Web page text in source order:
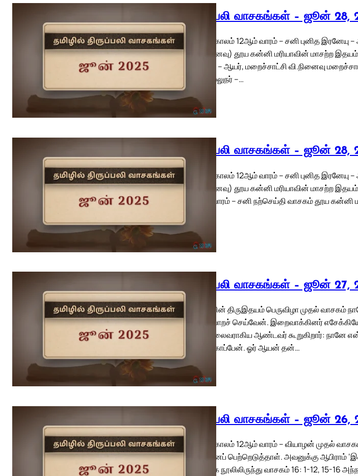
திருப்பலி வாசகங்கள் – ஜூன் 28,
பொதுக்காலம் 12ஆம் வாரம் – சனி புனித இரனேயு
(வி.நினைவு) தூய கன்னி மரியாவின் மாசற்ற இதயம்
இரனேயு – ஆயர், மறைச்சாட்சி வி.நினைவு
மறைவல்லுநர் –…
திருப்பலி வாசகங்கள் – ஜூன் 28,
பொதுக்காலம் 12ஆம் வாரம் – சனி புனித இரனேயு
(வி.நினைவு) தூய கன்னி மரியாவின் மாசற்ற
12ஆம் வாரம் – சனி நற்செய்தி வாசகம் தூய கன்னி
திருப்பலி வாசகங்கள் – ஜூன் 27,
இயேசுவின் திருஇதயம் பெருவிழா முதல்
இளைப்பாறச் செய்வேன். இறைவாக்கினர்
11-16 தலைவராகிய ஆண்டவர் கூறுகிறார்: நானே
பேணிக்காப்பேன். ஓர் ஆயன் தன்…
திருப்பலி வாசகங்கள் – ஜூன் 26,
பொதுக்காலம் 12ஆம் வாரம் – வியாழன் முதல்
ஒருவனைப் பெற்றெடுத்தாள். அவனுக்கு ஆபிராம்
தொடக்க நூலிலிருந்து வாசகம் 16: 1-12, 15-16